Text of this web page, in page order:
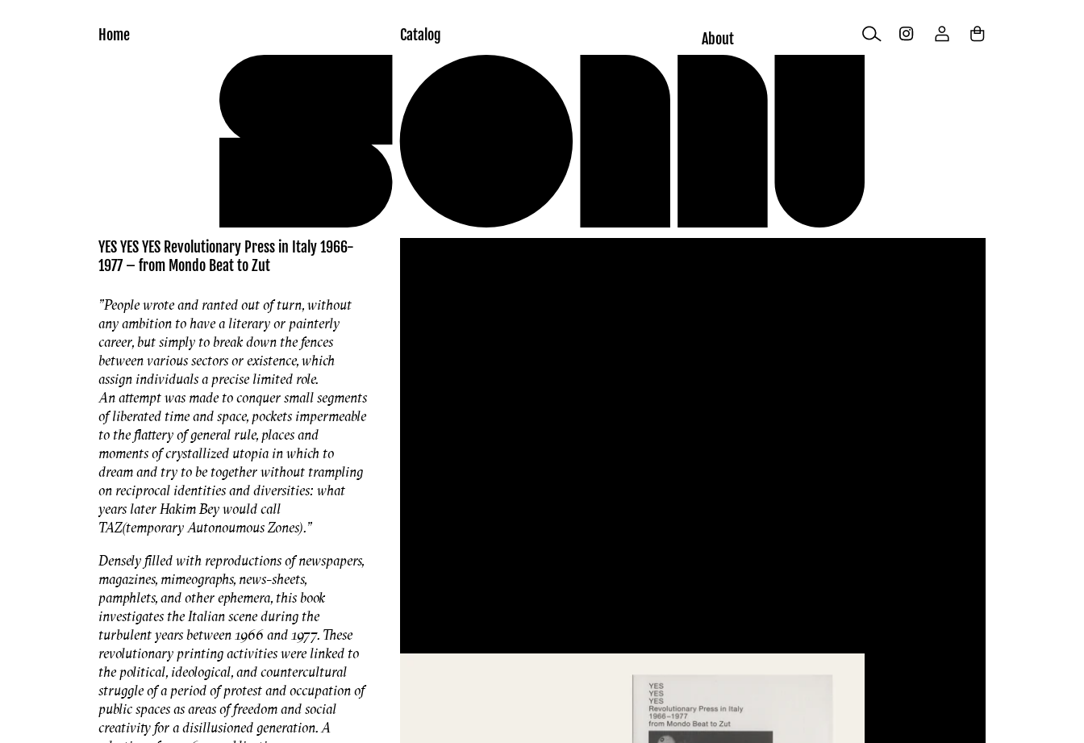
Home Catalog About
Log
in
Cart
YES YES YES Revolutionary Press in Italy 1966-
1977 – from Mondo Beat to Zut
"People wrote and ranted out of turn, without
any ambition to have a literary or painterly
career, but simply to break down the fences
between various sectors or existence, which
assign individuals a precise limited role.
An attempt was made to conquer small segments
of liberated time and space, pockets impermeable
to the flattery of general rule, places and
moments of crystallized utopia in which to
dream and try to be together without trampling
on reciprocal identities and diversities: what
years later Hakim Bey would call
TAZ(temporary Autonoumous Zones)."
Densely filled with reproductions of newspapers,
magazines, mimeographs, news-sheets,
pamphlets, and other ephemera, this book
investigates the Italian scene during the
turbulent years between 1966 and 1977. These
revolutionary printing activities were linked to
the political, ideological, and countercultural
struggle of a period of protest and occupation of
public spaces as areas of freedom and social
creativity for a disillusioned generation. A
Skip to